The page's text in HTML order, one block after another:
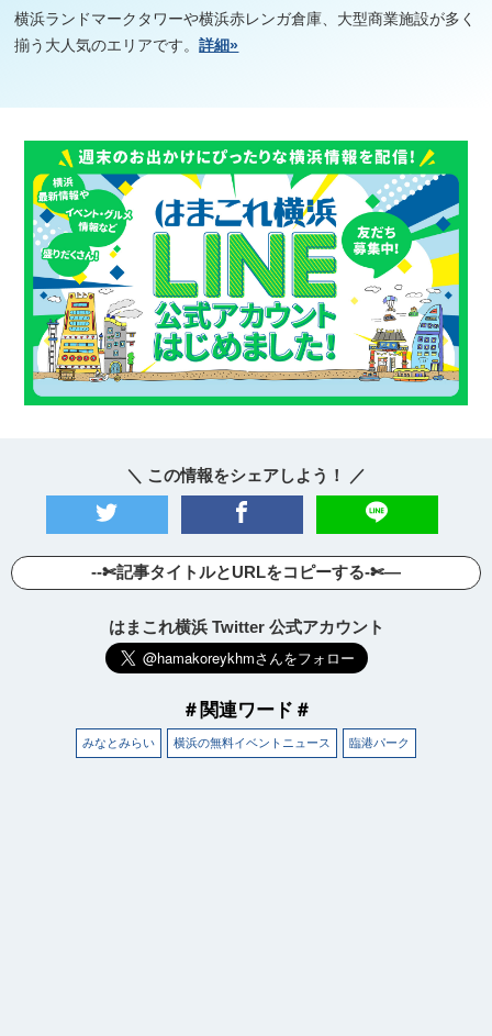
横浜ランドマークタワーや横浜赤レンガ倉庫、大型商業施設が多く
揃う大人気のエリアです。詳細»
＼ この情報をシェアしよう！ ／
--✄記事タイトルとURLをコピーする-✄—
はまこれ横浜 Twitter 公式アカウント
＃関連ワード＃
みなとみらい 横浜の無料イベントニュース 臨港パーク